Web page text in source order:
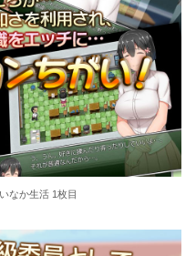
なか生活 1枚目